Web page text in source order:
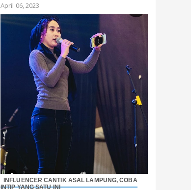
April 06, 2023
INFLUENCER CANTIK ASAL LAMPUNG, COBA
INTIP YANG SATU INI